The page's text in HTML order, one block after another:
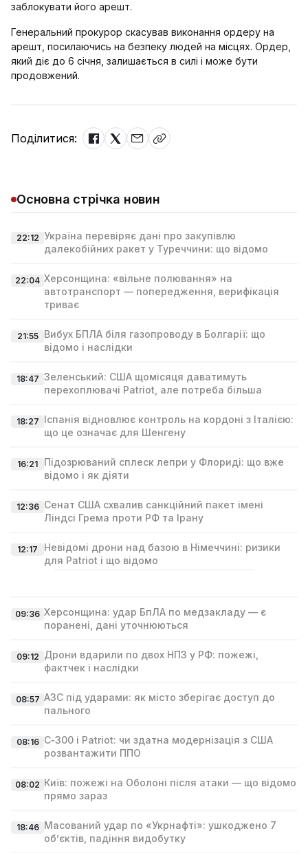
заблокувати його арешт.
Генеральний прокурор скасував виконання ордеру на
арешт, посилаючись на безпеку людей на місцях. Ордер,
який діє до 6 січня, залишається в силі і може бути
продовжений.
Поділитися:
Основна стрічка новин
22:12 Україна перевіряє дані про закупівлю
далекобійних ракет у Туреччини: що відомо
22:04 Херсонщина: «вільне полювання» на
автотранспорт — попередження, верифікація
триває
21:55
Вибух БПЛА біля газопроводу в Болгарії: що
відомо і наслідки
18:47 Зеленський: США щомісяця даватимуть
перехоплювачі Patriot, але потреба більша
18:27 Іспанія відновлює контроль на кордоні з Італією:
що це означає для Шенгену
16:21
Підозрюваний сплеск лепри у Флориді: що вже
відомо і як діяти
12:36 Сенат США схвалив санкційний пакет імені
Ліндсі Гремa проти РФ та Ірану
12:17
Невідомі дрони над базою в Німеччині: ризики
для Patriot і що відомо
09:36 Херсонщина: удар БпЛА по медзакладу — є
поранені, дані уточнюються
09:12 Дрони вдарили по двох НПЗ у РФ: пожежі,
фактчек і наслідки
08:57 АЗС під ударами: як місто зберігає доступ до
пального
08:16 С‑300 і Patriot: чи здатна модернізація з США
розвантажити ППО
08:02 Київ: пожежі на Оболоні після атаки — що відомо
прямо зараз
18:46 Масований удар по «Укрнафті»: ушкоджено 7
об’єктів, падіння видобутку